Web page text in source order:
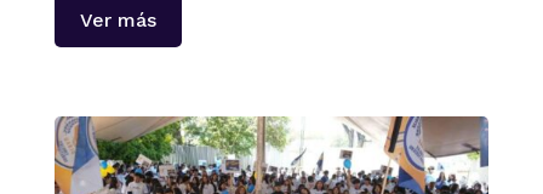
Ver más